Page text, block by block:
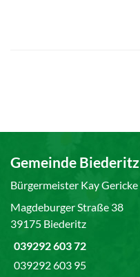
Gemeinde Biederitz
Bürgermeister Kay
Magdeburger Straße 38
39175 Biederitz
039292 603 72
039292 603 95